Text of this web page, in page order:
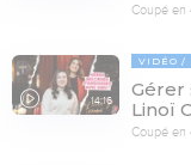
Coupé en
14:16
VIDÉO
Gérer
Linoï
Coupé en